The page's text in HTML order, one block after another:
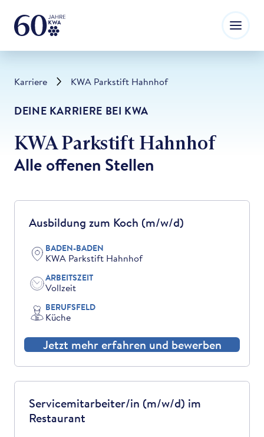
Karriere KWA Parkstift Hahnhof
DEINE KARRIERE BEI KWA
KWA Parkstift Hahnhof
Alle offenen Stellen
Ausbildung zum Koch (m/w/d)
BADEN-BADEN
KWA Parkstift Hahnhof
ARBEITSZEIT
Vollzeit
BERUFSFELD
Küche
Jetzt mehr erfahren und bewerben
Servicemitarbeiter/in (m/w/d) im
Restaurant